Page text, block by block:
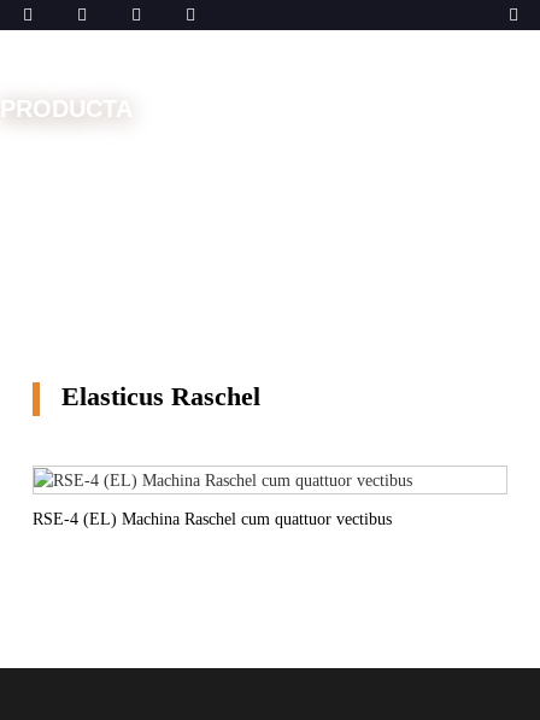
PRODUCTA
Elasticus Raschel
RSE-4 (EL) Machina Raschel cum quattuor vectibus